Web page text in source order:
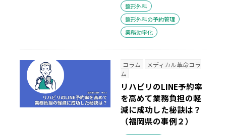
整形外科
整形外科の予約管理
業務効率化
コラム
メディカル革命コラ
ム
リハビリのLINE予約率
を高めて業務負担の軽
減に成功した秘訣は？
（福岡県の事例２）